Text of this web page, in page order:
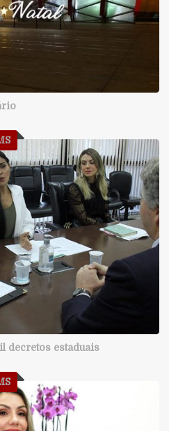
decretos estaduais